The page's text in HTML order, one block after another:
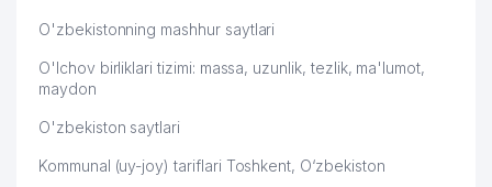
O'zbekistonning mashhur saytlari
O'lchov birliklari tizimi: massa, uzunlik, tezlik, ma'lumot,
maydon
O'zbekiston saytlari
Kommunal (uy-joy) tariflari Toshkent, O‘zbekiston